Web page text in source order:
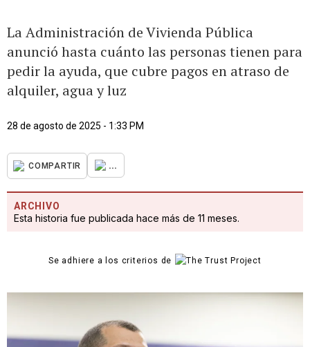
La Administración de Vivienda Pública
anunció hasta cuánto las personas tienen para
pedir la ayuda, que cubre pagos en atraso de
alquiler, agua y luz
28 de agosto de 2025 - 1:33 PM
COMPARTIR ...
ARCHIVO
Esta historia fue publicada hace más de 11 meses.
Se adhiere a los criterios de